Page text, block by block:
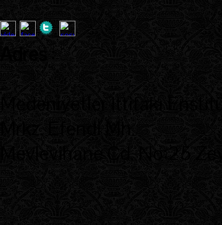
Adres:
Medeniyetler İttifakı
Mrkz. Efendi Mh.
Mevlevihane Cd. No:25